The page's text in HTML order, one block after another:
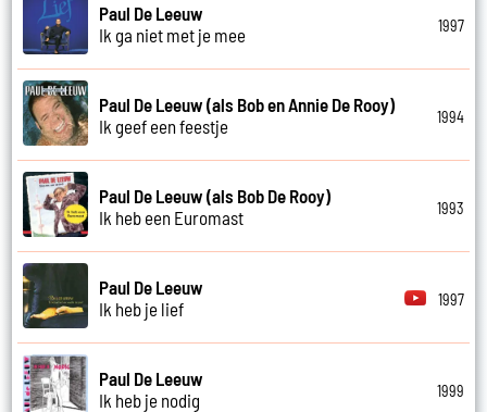
Paul De Leeuw
Ik ga niet met je mee
1997
Paul De Leeuw (als Bob en Annie De Rooy)
Ik geef een feestje
1994
Paul De Leeuw (als Bob De Rooy)
Ik heb een Euromast
1993
Paul De Leeuw
Ik heb je lief
1997
Paul De Leeuw
Ik heb je nodig
1999